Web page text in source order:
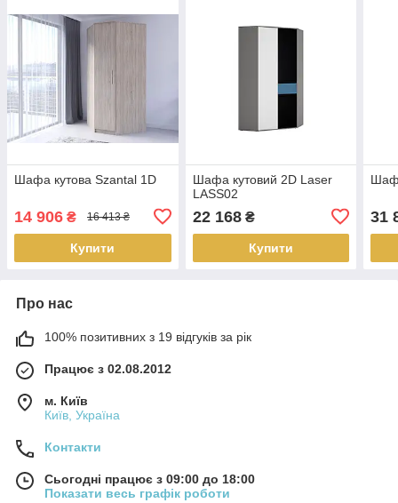
Шафа кутова Szantal 1D
14 906 ₴ 16 413 ₴
Купити
Шафа кутовий 2D Laser
LASS02
22 168₴
Купити
31
Про нас
100% позитивних з 19 відгуків за рік
Працює з 02.08.2012
м. Київ
Київ, Україна
Контакти
Сьогодні працює з 09:00 до 18:00
Показати весь графік роботи